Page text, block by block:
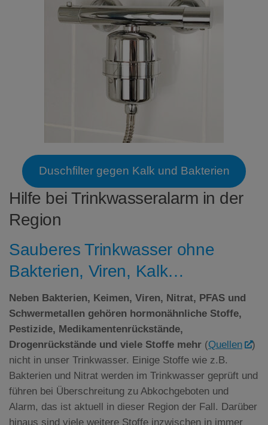
Duschfilter gegen Kalk und Bakterien
Hilfe bei Trinkwasseralarm in der
Region
Sauberes Trinkwasser ohne
Bakterien, Viren, Kalk…
Neben Bakterien, Keimen, Viren, Nitrat, PFAS und
Schwermetallen gehören hormonähnliche Stoffe,
Pestizide, Medikamentenrückstände,
Drogenrückstände und viele Stoffe mehr (Quellen
)
nicht in unser Trinkwasser. Einige Stoffe wie z.B.
Bakterien und Nitrat werden im Trinkwasser geprüft und
führen bei Überschreitung zu Abkochgeboten und
Alarm, das ist aktuell in dieser Region der Fall. Darüber
hinaus sind viele weitere Stoffe inzwischen in immer